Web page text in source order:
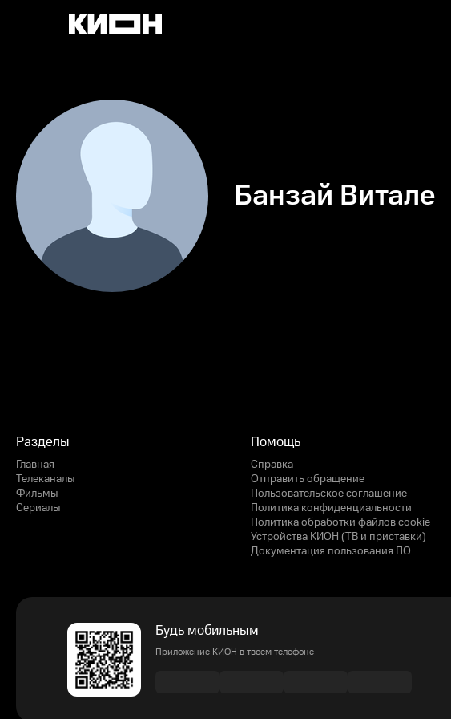
Банзай Витале
Разделы
Главная
Телеканалы
Фильмы
Сериалы
Помощь
Справка
Отправить обращение
Пользовательское соглашение
Политика конфиденциальности
Политика обработки файлов cookie
Устройства КИОН (ТВ и приставки)
Документация пользования ПО
Будь мобильным
Приложение КИОН в твоем телефоне